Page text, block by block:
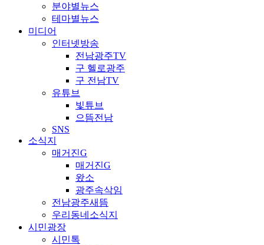
분야별뉴스
테마별뉴스
미디어
인터넷방송
전남광주TV
구 헬로광주
구 전남TV
유튜브
빛튜브
으뜸전남
SNS
소식지
매거진G
매거진G
왔소
광주속삭임
전남광주새뜸
우리동네소식지
시민광장
시민톡